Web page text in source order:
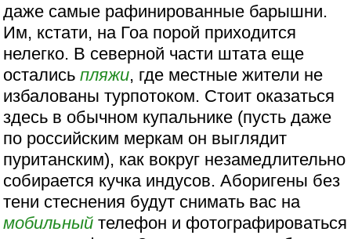
даже самые рафинированные барышни.
Им, кстати, на Гоа порой приходится
нелегко. В северной части штата еще
осталисьпляжи, где местные жители не
избалованы турпотоком. Стоит оказаться
здесь в обычном купальнике (пусть даже
по российским меркам он выглядит
пуританским), как вокруг незамедлительно
собирается кучка индусов. Аборигены без
тени стеснения будут снимать вас на
мобильный телефон и фотографироваться